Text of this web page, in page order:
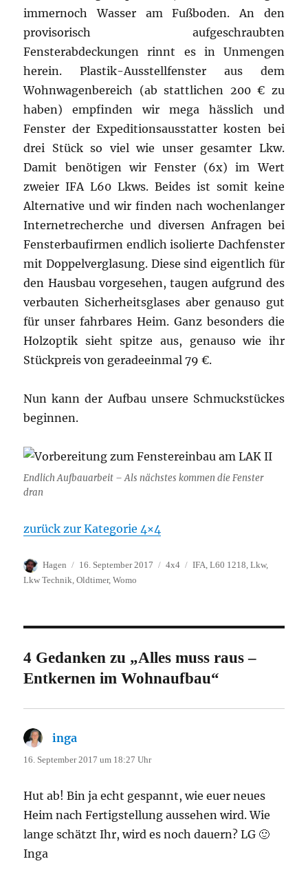
immernoch Wasser am Fußboden. An den
provisorisch aufgeschraubten
Fensterabdeckungen rinnt es in Unmengen
herein. Plastik-Ausstellfenster aus dem
Wohnwagenbereich (ab stattlichen 200 € zu
haben) empfinden wir mega hässlich und
Fenster der Expeditionsausstatter kosten bei
drei Stück so viel wie unser gesamter Lkw.
Damit benötigen wir Fenster (6x) im Wert
zweier IFA L60 Lkws. Beides ist somit keine
Alternative und wir finden nach wochenlanger
Internetrecherche und diversen Anfragen bei
Fensterbaufirmen endlich isolierte Dachfenster
mit Doppelverglasung. Diese sind eigentlich für
den Hausbau vorgesehen, taugen aufgrund des
verbauten Sicherheitsglases aber genauso gut
für unser fahrbares Heim. Ganz besonders die
Holzoptik sieht spitze aus, genauso wie ihr
Stückpreis von geradeeinmal 79 €.
Nun kann der Aufbau unsere Schmuckstückes
beginnen.
Endlich Aufbauarbeit – Als nächstes kommen die Fenster
dran
zurück zur Kategorie 4×4
Autor
Hagen
Veröffentlicht
am
16. September 2017 Kategorien
4x4 Schlagwörter
IFA ,L60 1218 ,Lkw,
Lkw Technik ,Oldtimer,Womo
4 Gedanken zu „Alles muss raus –
Entkernen im Wohnaufbau“
inga
16. September 2017 um 18:27 Uhr
Hut ab! Bin ja echt gespannt, wie euer neues
Heim nach Fertigstellung aussehen wird. Wie
lange schätzt Ihr, wird es noch dauern? LG 🙂
Inga